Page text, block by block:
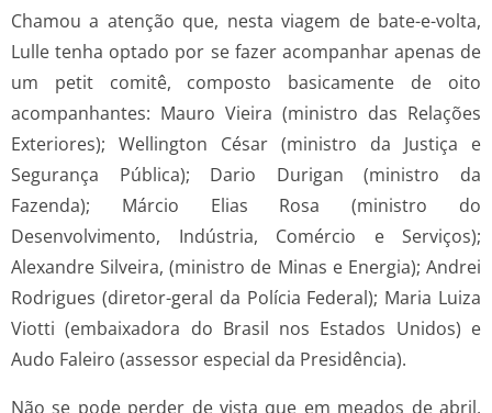
Chamou a atenção que, nesta viagem de bate-e-volta,
Lulle tenha optado por se fazer acompanhar apenas de
um petit comitê, composto basicamente de oito
acompanhantes: Mauro Vieira (ministro das Relações
Exteriores); Wellington César (ministro da Justiça e
Segurança Pública); Dario Durigan (ministro da
Fazenda); Márcio Elias Rosa (ministro do
Desenvolvimento, Indústria, Comércio e Serviços);
Alexandre Silveira, (ministro de Minas e Energia); Andrei
Rodrigues (diretor-geral da Polícia Federal); Maria Luiza
Viotti (embaixadora do Brasil nos Estados Unidos) e
Audo Faleiro (assessor especial da Presidência).
Não se pode perder de vista que em meados de abril,